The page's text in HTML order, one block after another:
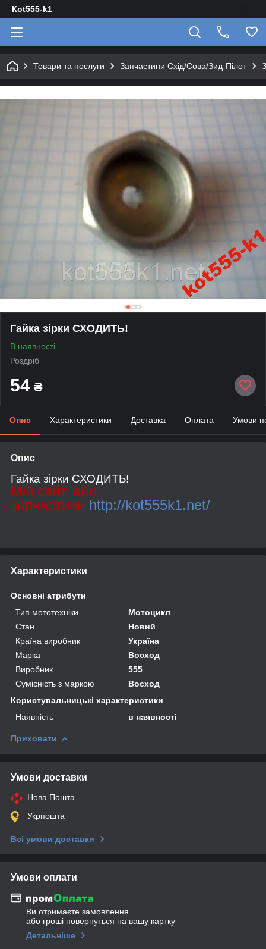
Кot555-k1
Товари та послуги Запчастини Схід/Сова/Зид-Пілот
Гайка зірки СХОДИТЬ!
В наявності
Роздріб
54 ₴
Опис Характеристики Доставка Оплата Умови
Опис
Гайка зірки СХОДИТЬ!
Мій сайт, або
запчастини http://kot555k1.net/
Характеристики
Основні атрибути
Тип мототехніки
Мотоцикл
Стан
Новий
Країна виробник
Україна
Марка
Восход
Виробник
555
Сумісність з маркою
Восход
Користувальницькі характеристики
Наявність
в наявності
Приховати
Умови доставки
Нова Пошта
Укрпошта
Всі умови доставки
Умови оплати
Ви отримаєте замовлення
або гроші повернуться на вашу картку
Детальніше